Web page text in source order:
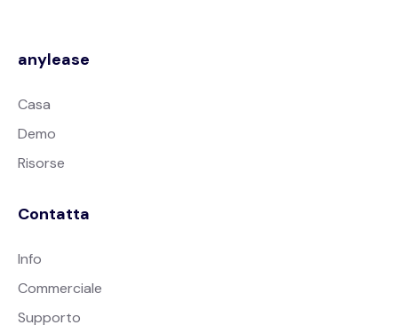
anylease
Casa
Demo
Risorse
Contatta
Info
Commerciale
Supporto